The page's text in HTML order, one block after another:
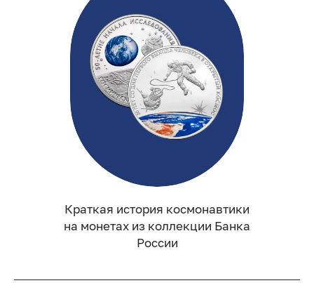
Краткая история космонавтики
на монетах из коллекции Банка
России